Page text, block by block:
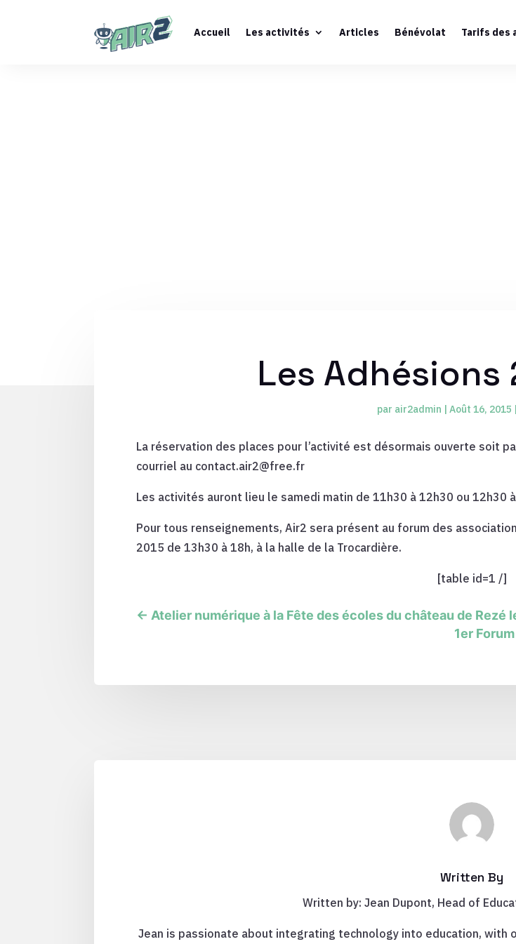
Accueil Les activités Articles Bénévolat Tarifs des
Les Adhésions
par air2admin Août 16, 2015
La réservation des places pour l’activité est désormais ouverte soit
courriel au contact.air2@free.fr
Les activités auront lieu le samedi matin de 11h30 à 12h30 ou 12h30
Pour tous renseignements, Air2 sera présent au forum des
2015 de 13h30 à 18h, à la halle de la Trocardière.
[table id=1 /]
← Atelier numérique à la Fête des écoles du château de Rezé
1er
Written By
Written by: Jean Dupont, Head of
Jean is passionate about integrating technology into education,